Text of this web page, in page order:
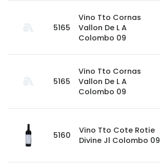
5165
Vino Tto Cornas
Vallon De L A
Colombo 09
5165
Vino Tto Cornas
Vallon De L A
Colombo 09
5160
Vino Tto Cote Rotie
Divine Jl Colombo 09